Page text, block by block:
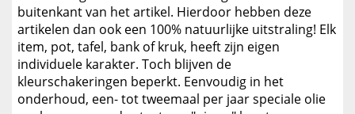
buitenkant van het artikel. Hierdoor hebben deze
artikelen dan ook een 100% natuurlijke uitstraling! Elk
item, pot, tafel, bank of kruk, heeft zijn eigen
individuele karakter. Toch blijven de
kleurschakeringen beperkt. Eenvoudig in het
onderhoud, een- tot tweemaal per jaar speciale olie